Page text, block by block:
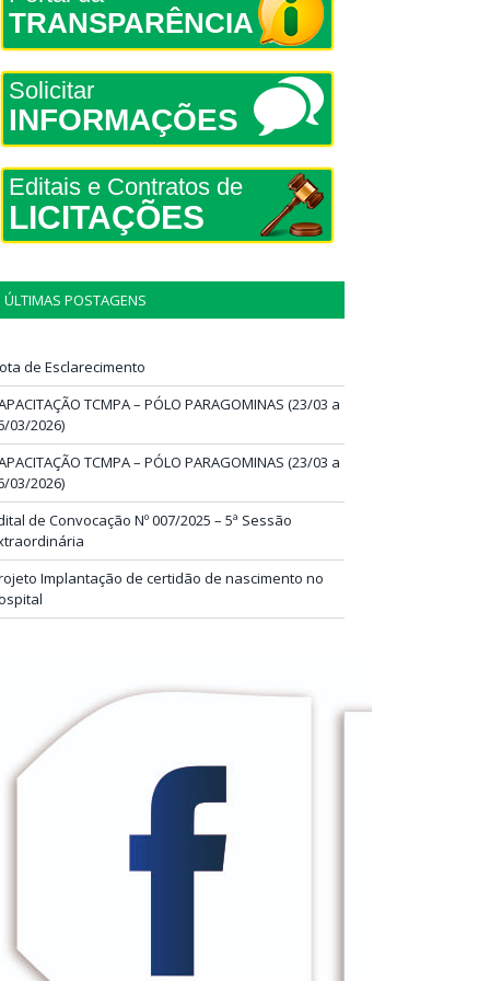
TRANSPARÊNCIA
Solicitar
INFORMAÇÕES
Editais e Contratos de
LICITAÇÕES
ÚLTIMAS POSTAGENS
de Esclarecimento
TCMPA – PÓLO PARAGOMINAS (23/03 a
03/2026)
TCMPA – PÓLO PARAGOMINAS (23/03 a
03/2026)
de Convocação Nº 007/2025 – 5ª Sessão
Implantação de certidão de nascimento no